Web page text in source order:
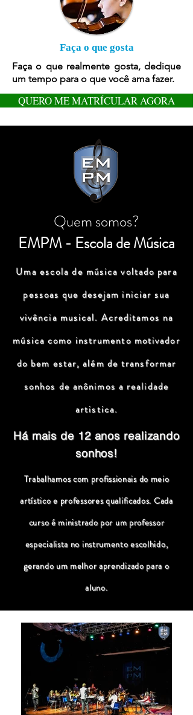
Faça o que gosta
Faça o que realmente gosta, dedique
um tempo para o que você ama fazer.
QUERO ME MATRÍCULAR AGORA
Quem somos?
EMPM - Escola de Música
Uma escola de música voltado para
pessoas que desejam iniciar sua
vivência musical. Acreditamos na
música como instrumento motivador
do bem estar, além de transformar
sonhos de anônimos a realidade
artistica.
Há mais de 12 anos realizando
sonhos!
Trabalhamos com profissionais do meio
artístico e professores qualificados. Cada
curso é ministrado por um professor
especialista no instrumento escolhido,
gerando um melhor aprendizado para o
aluno.